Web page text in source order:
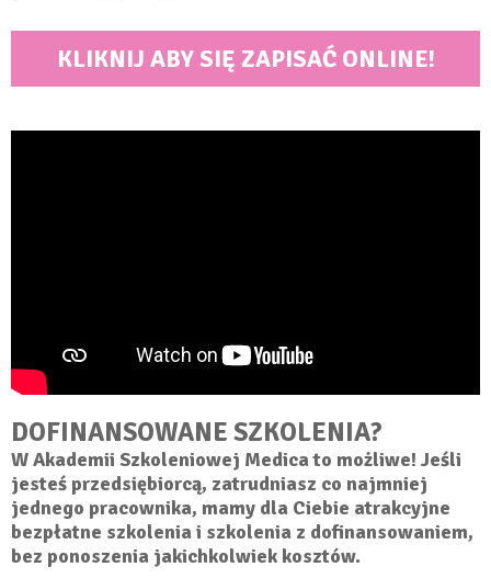
KLIKNIJ ABY SIĘ ZAPISAĆ ONLINE!
DOFINANSOWANE SZKOLENIA?
W Akademii Szkoleniowej Medica to możliwe! Jeśli
jesteś przedsiębiorcą, zatrudniasz co najmniej
jednego pracownika, mamy dla Ciebie atrakcyjne
bezpłatne szkoleniai szkolenia z dofinansowaniem,
bez ponoszenia jakichkolwiek kosztów.